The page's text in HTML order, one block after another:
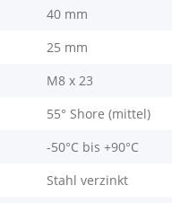
40 mm
25 mm
M8 x 23
55° Shore (mittel)
-50°C bis +90°C
Stahl verzinkt